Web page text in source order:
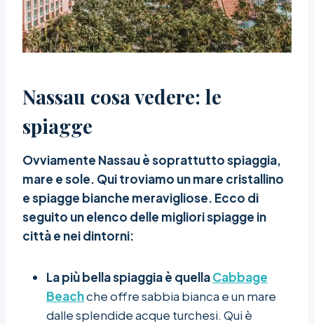
Nassau cosa vedere: le
spiagge
Ovviamente Nassau è soprattutto spiaggia,
mare e sole. Qui troviamo un mare cristallino
e spiagge bianche meravigliose. Ecco di
seguito un elenco delle migliori spiagge in
città e nei dintorni:
La più bella spiaggia è quellaCabbage
Beachche offre sabbia bianca e un mare
dalle splendide acque turchesi. Qui è